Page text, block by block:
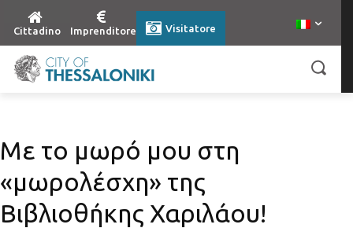
Cittadino Imprenditore Visitatore
Με το μωρό μου στη
«μωρολέσχη» της
Βιβλιοθήκης Χαριλάου!